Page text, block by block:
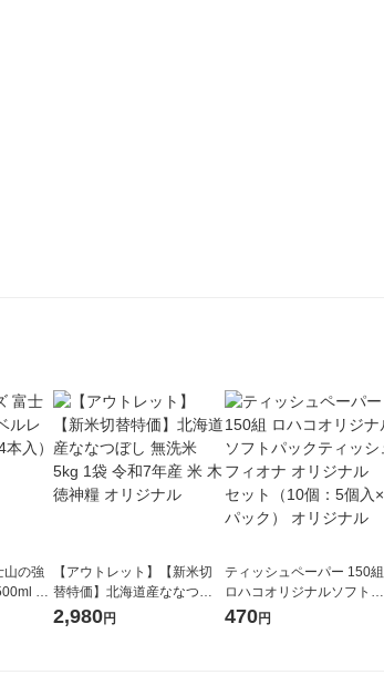
山の強
1
【アウトレット】【新米切
替特価】北海道産ななつぼ
し 無洗米 5kg 1袋 令和7年産
2,980円
ティッシュペーパー 150組
ロハコオリジナルソフトパ
ックティッシュ フィオナ オ
470円